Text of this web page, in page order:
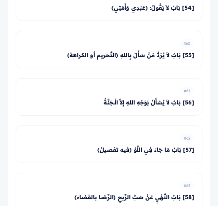
[54] بَابٌ لاَ يَقُولُ: (عَبْدِي وَأَمَتِي)
#60
[55] بَابٌ لاَ يُرَدُّ مَنْ سَأَلَ بِاللهِ (التَّحريم أو الكراهة)
#61
[56] بَابٌ لاَ يُسْأَلُ بَوَجْهِ اللهِ إِلاَّ الْـجَنَّةُ
#62
[57] بَابُ مَا جَاءَ فِي اللَّوْ (فيه تفصيلٌ)
#63
[58] بَابُ النَّهْيِ عَنْ سَبِّ الرِّيحِ (الرِّضا بالقضاء)